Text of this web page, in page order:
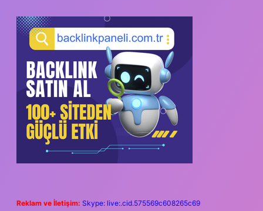
Reklam ve İletişim: Skype: live:.cid.575569c608265c69